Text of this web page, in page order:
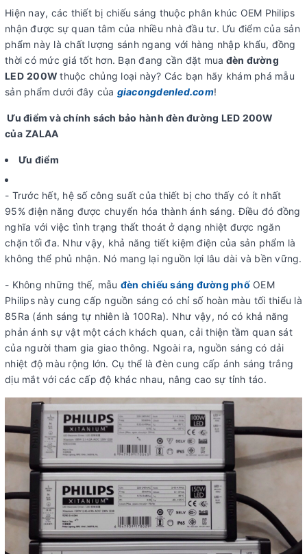
Hiện nay, các thiết bị chiếu sáng thuộc phân khúc OEM Philips
nhận được sự quan tâm của nhiều nhà đầu tư. Ưu điểm của sản
phẩm này là chất lượng sánh ngang với hàng nhập khẩu, đồng
thời có mức giá tốt hơn. Bạn đang cần đặt mua đèn đường
LED 200Wthuộc chủng loại này? Các bạn hãy khám phá mẫu
sản phẩm dưới đây của giacongdenled.com!
Ưu điểm và chính sách bảo hành đèn đường LED 200W
của ZALAA
Ưu điểm
- Trước hết, hệ số công suất của thiết bị cho thấy có ít nhất
95% điện năng được chuyển hóa thành ánh sáng. Điều đó đồng
nghĩa với việc tình trạng thất thoát ở dạng nhiệt được ngăn
chặn tối đa. Như vậy, khả năng tiết kiệm điện của sản phẩm là
không thể phủ nhận. Nó mang lại nguồn lợi lâu dài và bền vững.
- Không những thế, mẫu đèn chiếu sáng đường phốOEM
Philips này cung cấp nguồn sáng có chỉ số hoàn màu tối thiểu là
85Ra (ánh sáng tự nhiên là 100Ra). Như vậy, nó có khả năng
phản ánh sự vật một cách khách quan, cải thiện tầm quan sát
của người tham gia giao thông. Ngoài ra, nguồn sáng có dải
nhiệt độ màu rộng lớn. Cụ thể là đèn cung cấp ánh sáng trắng
dịu mắt với các cấp độ khác nhau, nâng cao sự tỉnh táo.